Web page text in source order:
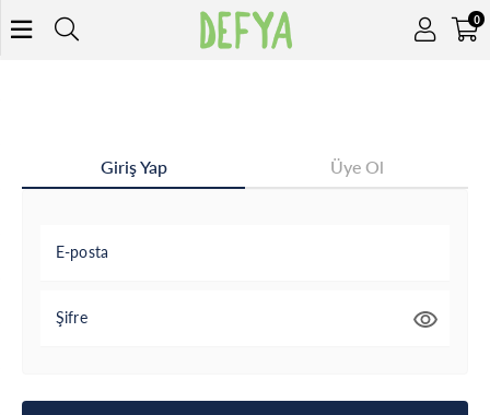
0
Giriş Yap Üye Ol
E-posta
Şifre